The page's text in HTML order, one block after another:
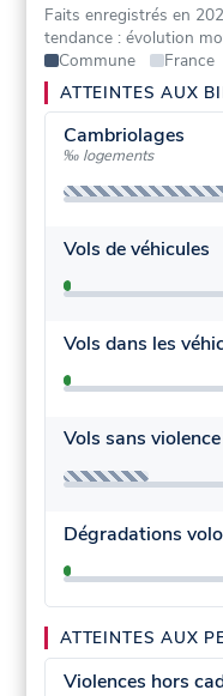
Faits enregistrés en
tendance : évolution
Commune
France
ATTEINTES AUX
Cambriolages
‰ logements
Vols de véhicules
Vols dans les
Vols sans violence
Dégradations
ATTEINTES AUX
Violences hors